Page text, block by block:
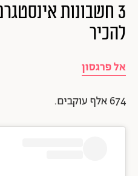
3 חשבונות אינסטגרם אוסטרלים
להכיר
אל פרגסון
674 אלף עוקבים.